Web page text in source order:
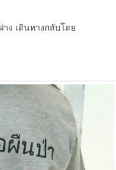
ง เดินทางกลับโดย